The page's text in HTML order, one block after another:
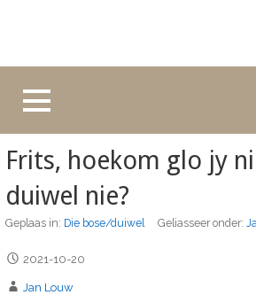
Frits, hoekom glo jy
duiwel nie?
Geplaas in: Die bose/duiwel Geliasseer onder:
2021-10-20
Jan Louw